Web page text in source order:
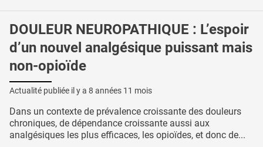
DOULEUR NEUROPATHIQUE : L’espoir
d’un nouvel analgésique puissant mais
non-opioïde
Actualité publiée il y a 8 années 11 mois
Dans un contexte de prévalence croissante des douleurs
chroniques, de dépendance croissante aussi aux
analgésiques les plus efficaces, les opioïdes, et donc de...